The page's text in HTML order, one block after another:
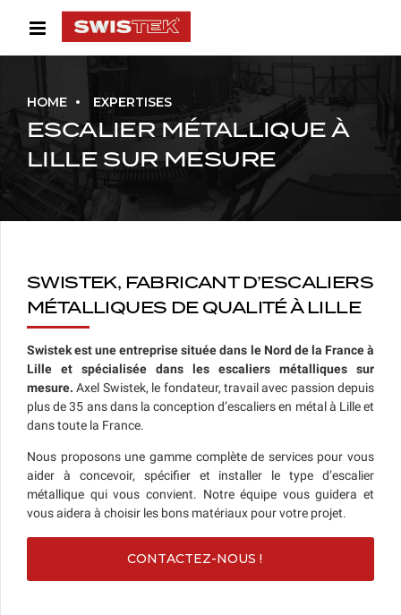
HOME EXPERTISES
ESCALIER MÉTALLIQUE À
LILLE SUR MESURE
SWISTEK, FABRICANT D’ESCALIERS
MÉTALLIQUES DE QUALITÉ À LILLE
Swistek est une entreprise située dans le Nord de la France à
Lille et spécialisée dans les escaliers métalliques sur
mesure. Axel Swistek, le fondateur, travail avec passion depuis
plus de 35 ans dans la conception d’escaliers en métal à Lille et
dans toute la France.
Nous proposons une gamme complète de services pour vous
aider à concevoir, spécifier et installer le type d’escalier
métallique qui vous convient. Notre équipe vous guidera et
vous aidera à choisir les bons matériaux pour votre projet.
CONTACTEZ-NOUS !